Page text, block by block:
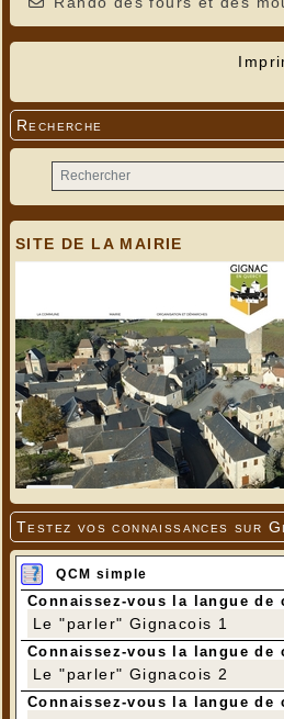
Recherche
SITE DE LA MAIRIE
Testez vos connaissances sur
QCM simple
Connaissez-vous la langue de
Le "parler" Gignacois 1
Connaissez-vous la langue de
Le "parler" Gignacois 2
Connaissez-vous la langue de